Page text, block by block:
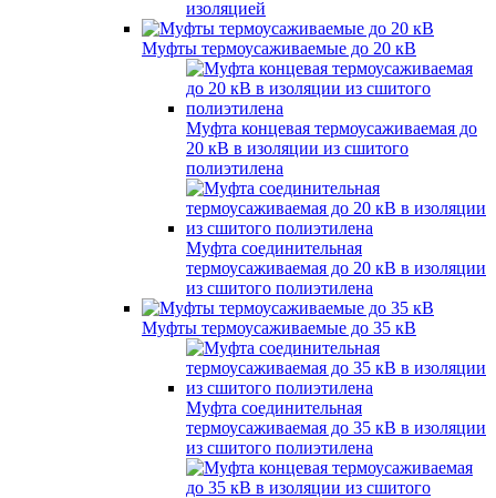
изоляцией
Муфты термоусаживаемые до 20 кВ
Муфта концевая термоусаживаемая до
20 кВ в изоляции из сшитого
полиэтилена
Муфта соединительная
термоусаживаемая до 20 кВ в изоляции
из сшитого полиэтилена
Муфты термоусаживаемые до 35 кВ
Муфта соединительная
термоусаживаемая до 35 кВ в изоляции
из сшитого полиэтилена